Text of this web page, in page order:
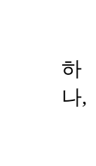
하
나,